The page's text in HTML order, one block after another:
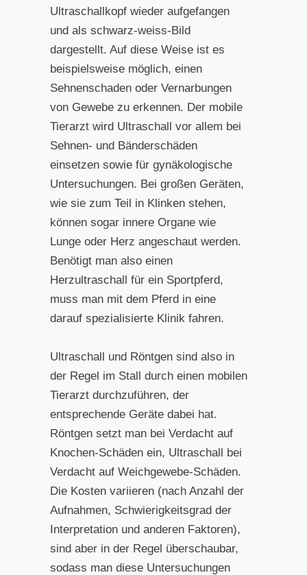
Ultraschallkopf wieder aufgefangen
und als schwarz-weiss-Bild
dargestellt. Auf diese Weise ist es
beispielsweise möglich, einen
Sehnenschaden oder Vernarbungen
von Gewebe zu erkennen. Der mobile
Tierarzt wird Ultraschall vor allem bei
Sehnen- und Bänderschäden
einsetzen sowie für gynäkologische
Untersuchungen. Bei großen Geräten,
wie sie zum Teil in Klinken stehen,
können sogar innere Organe wie
Lunge oder Herz angeschaut werden.
Benötigt man also einen
Herzultraschall für ein Sportpferd,
muss man mit dem Pferd in eine
darauf spezialisierte Klinik fahren.
Ultraschall und Röntgen sind also in
der Regel im Stall durch einen mobilen
Tierarzt durchzuführen, der
entsprechende Geräte dabei hat.
Röntgen setzt man bei Verdacht auf
Knochen-Schäden ein, Ultraschall bei
Verdacht auf Weichgewebe-Schäden.
Die Kosten variieren (nach Anzahl der
Aufnahmen, Schwierigkeitsgrad der
Interpretation und anderen Faktoren),
sind aber in der Regel überschaubar,
sodass man diese Untersuchungen